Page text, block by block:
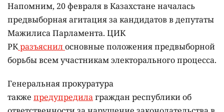
Напомним, 20 февраля в Казахстане началась
предвыборная агитация за кандидатов в депутаты
Мажилиса Парламента. ЦИК
РКразъяснилосновные положения предвыборной
борьбы всем участникам электорального процесса.
Генеральная прокуратура
также предупредилаграждан республики об